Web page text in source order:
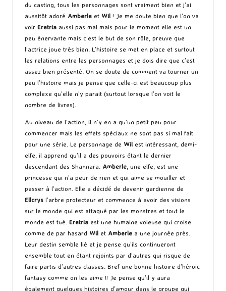
du casting, tous les personnages sont vraiment bien et j’ai
aussitôt adoré Amberle et Wil ! Je me doute bien que l’on va
voir Eretria aussi pas mal mais pour le moment elle est un
peu énervante mais c’est le but de son rôle, preuve que
l’actrice joue très bien. L’histoire se met en place et surtout
les relations entre les personnages et je dois dire que c’est
assez bien présenté. On se doute de comment va tourner un
peu l’histoire mais je pense que celle-ci est beaucoup plus
complexe qu’elle n’y parait (surtout lorsque l’on voit le
nombre de livres).
Au niveau de l’action, il n’y en a qu’un petit peu pour
commencer mais les effets spéciaux ne sont pas si mal fait
pour une série. Le personnage de Wil est intéressant, demi-
elfe, il apprend qu’il a des pouvoirs étant le dernier
descendant des Shannara. Amberle, une elfe, est une
princesse qui n’a peur de rien et qui aime se mouiller et
passer à l’action. Elle a décidé de devenir gardienne de
Ellcrys l’arbre protecteur et commence à avoir des visions
sur le monde qui est attaqué par les monstres et tout le
monde est tué. Eretria est une humaine voleuse qui croise
comme de par hasard Wil et Amberle a une journée près.
Leur destin semble lié et je pense qu’ils continueront
ensemble tout en étant rejoints par d’autres qui risque de
faire partis d’autres classes. Bref une bonne histoire d’héroïc
fantasy comme on les aime !! Je pense qu’il y aura
également quelques histoires d’amour dans le groupe qui